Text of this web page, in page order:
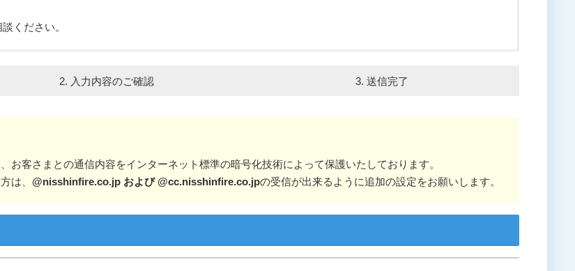
ください。
2. 入力内容のご確認 3. 送信完了
お客さまとの通信内容をインターネット標準の暗号化技術によって保護いたしております。
は、 @nisshinfire.co.jp および @cc.nisshinfire.co.jpの受信が出来るように追加の設定をお願いします。